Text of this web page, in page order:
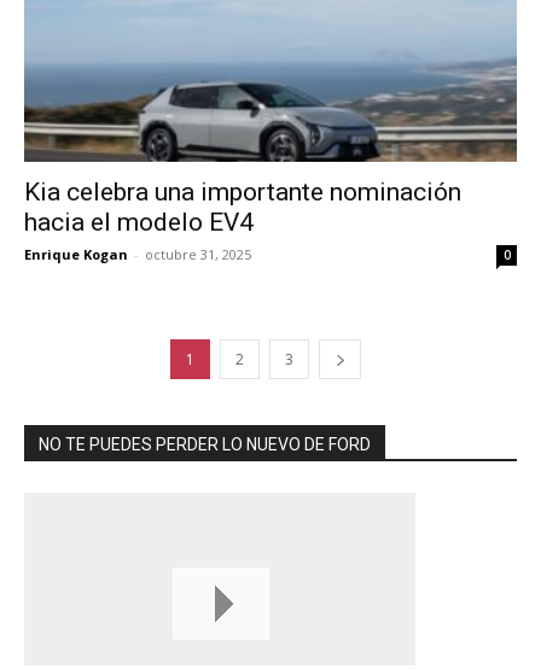
Kia celebra una importante nominación
hacia el modelo EV4
Enrique Kogan - octubre 31, 2025 0
1 2 3
NO TE PUEDES PERDER LO NUEVO DE FORD